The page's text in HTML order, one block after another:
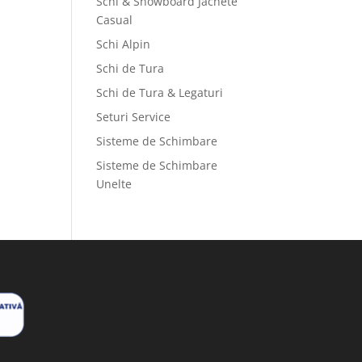
Casual
Schi Alpin
Schi de Tura
Schi de Tura & Legaturi
Seturi Service
Sisteme de Schimbare
Sisteme de Schimbare
Unelte